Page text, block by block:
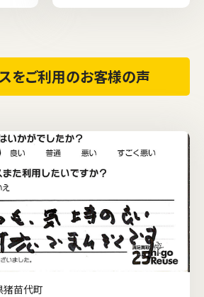
をご利用のお客様の声
猪苗代町